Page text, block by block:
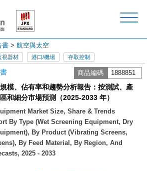
書 >航空與太空
視器材 港口/機場 存取控制
商品編碼 1888851
模、佔有率和趨勢分析報告：按測試、產
和細分市場預測（2025-2033 年）
Market Size, Share & Trends
By Type (Wet Screening Equipment, Dry
By Product (Vibrating Screens,
By Feed Material, By Region, And
2025 - 2033